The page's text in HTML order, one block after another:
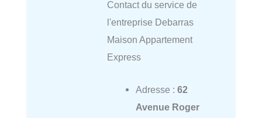
Contact du service de
l'entreprise Debarras
Maison Appartement
Express
Adresse : 62
Avenue Roger